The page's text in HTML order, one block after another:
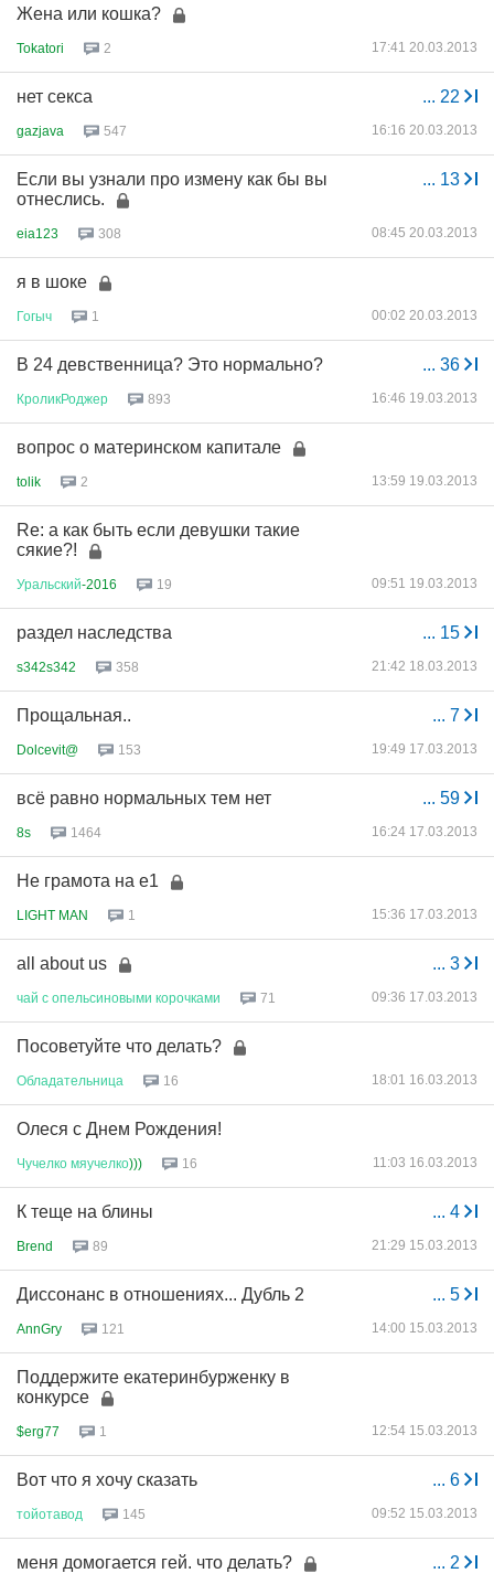
Жена или кошка?
Tokatori 2 17:41 20.03.2013
... 22
нет секса
gazjava 547 16:16 20.03.2013
... 13
Если вы узнали про измену как бы вы
отнеслись.
eia123 308 08:45 20.03.2013
я в шоке
Гогыч 1 00:02 20.03.2013
... 36
В 24 девственница? Это нормально?
КроликРоджер 893 16:46 19.03.2013
вопрос о материнском капитале
tolik 2 13:59 19.03.2013
Re: а как быть если девушки такие
сякие?!
Уральский-2016 19 09:51 19.03.2013
... 15
раздел наследства
s342s342 358 21:42 18.03.2013
... 7
Прощальная..
Dolcevit@ 153 19:49 17.03.2013
... 59
всё равно нормальных тем нет
8s 1464 16:24 17.03.2013
Не грамота на е1
LIGHT MAN 1 15:36 17.03.2013
... 3
all about us
чай с опельсиновыми корочками 71 09:36 17.03.2013
Посоветуйте что делать?
Обладательница 16 18:01 16.03.2013
Олеся с Днем Рождения!
Чучелко мяучелко))) 16 11:03 16.03.2013
... 4
К теще на блины
Brend 89 21:29 15.03.2013
... 5
Диссонанс в отношениях... Дубль 2
AnnGry 121 14:00 15.03.2013
Поддержите екатеринбурженку в
конкурсе
$erg77 1 12:54 15.03.2013
... 6
Вот что я хочу сказать
тойотавод 145 09:52 15.03.2013
... 2
меня домогается гей. что делать?